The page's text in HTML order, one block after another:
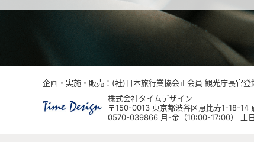
企画・実施・販売：(社)日本旅行業協会正会員 観光庁長官登
株式会社タイムデザイン
〒150-0013 東京都渋谷区恵比寿1-18-14
0570-039866 月-金（10:00-17:00） 土